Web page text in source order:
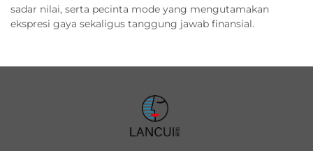
sadar nilai, serta pecinta mode yang mengutamakan
ekspresi gaya sekaligus tanggung jawab finansial.